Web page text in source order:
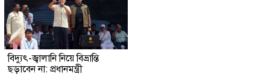
বিদ্যুৎ-জ্বালানি নিয়ে বিভ্রান্তি
ছড়াবেন না: প্রধানমন্ত্রী